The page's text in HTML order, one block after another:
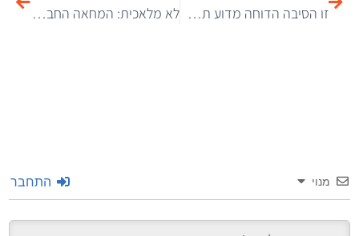
זו הסיבה הדוחה מדוע תאנים אינם מאכל הולם לטבעונים לא מלאכית: המחאה החברתית שעוקצת את ויקטוריה סיקרט כובשת את הרשת
מנוי התחבר